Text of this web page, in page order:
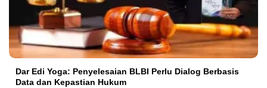
Dar Edi Yoga: Penyelesaian BLBI Perlu Dialog Berbasis
Data dan Kepastian Hukum